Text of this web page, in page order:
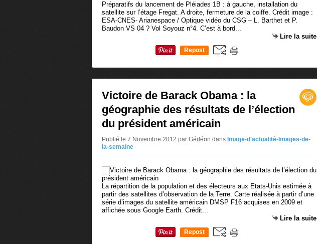
Préparatifs du lancement de Pléiades 1B : à gauche, installation du
satellite sur l’étage Fregat. A droite, fermeture de la coiffe. Crédit image :
ESA-CNES- Arianespace / Optique vidéo du CSG – L. Barthet et P.
Baudon VS 04 ? Vol Soyouz n°4. C’est à bord...
Lire la suite
Repost
Victoire de Barack Obama : la
géographie des résultats de l’élection
du président américain
Publié le 7 Novembre 2012 par Gédéon dans Image-d'actualité-Images-de-
la-semaine
La répartition de la population et des électeurs aux Etats-Unis estimée à
partir des satellites d’observation de la Terre. Carte réalisée à partir d’une
série d’images du satellite américain DMSP F16 acquises en 2009 et
affichée sous Google Earth. Crédit...
Lire la suite
Repost